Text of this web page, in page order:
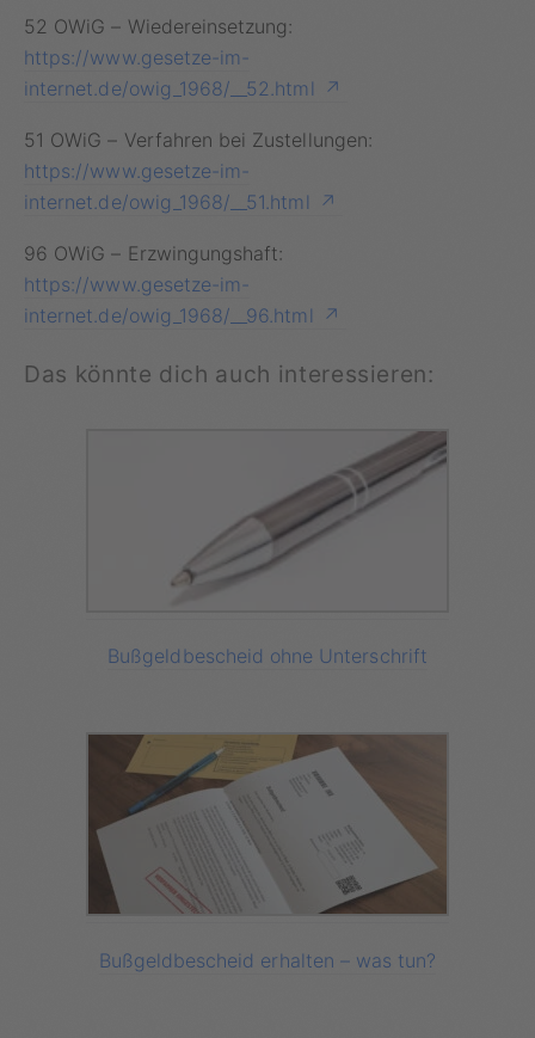
52 OWiG – Wiedereinsetzung:
https://www.gesetze-im-
internet.de/owig_1968/__52.html
51 OWiG – Verfahren bei Zustellungen:
https://www.gesetze-im-
internet.de/owig_1968/__51.html
96 OWiG – Erzwingungshaft:
https://www.gesetze-im-
internet.de/owig_1968/__96.html
Das könnte dich auch interessieren:
Bußgeldbescheid ohne Unterschrift
Bußgeldbescheid erhalten – was tun?